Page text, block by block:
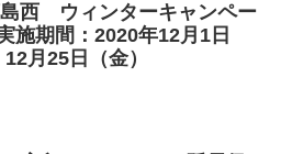
西 ウィンターキャンペー
施期間：2020年12月1日
12月25日（金）